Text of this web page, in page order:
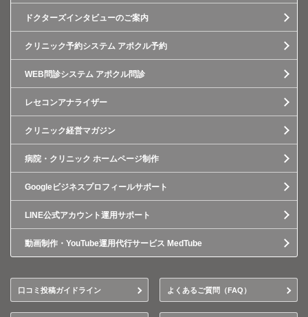
ドクターズインタビューのご案内
クリニック予約システム アポクル予約
WEB問診システム アポクル問診
レセコンアナライザー
クリニック経営マガジン
病院・クリニック ホームページ制作
Googleビジネスプロフィールサポート
LINE公式アカウント運用サポート
動画制作・YouTube運用代行サービス MedTube
口コミ投稿ガイドライン よくあるご質問（FAQ）